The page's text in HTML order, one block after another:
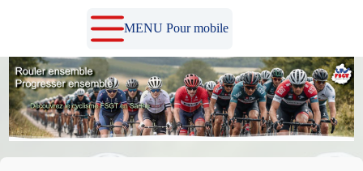
MENU Pour mobile